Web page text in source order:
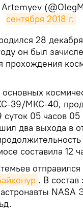
сентября 2018 г.
28
он был
прохождения
основных
39/МКС-40,
суток 05 часов
два выхода в
составила 12
отправился
. В
NASA